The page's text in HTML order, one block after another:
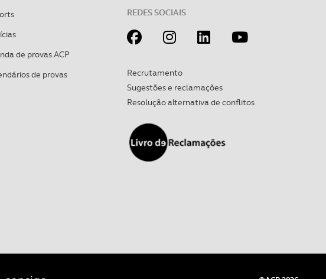
de provas ACP
de provas
REDES SOCIAIS
Recrutamento
Sugestões e reclamações
Resolução alternativa de conflitos